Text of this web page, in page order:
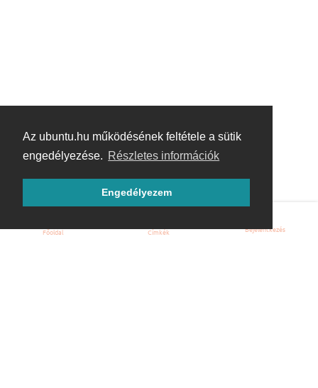
Az ubuntu.hu működésének feltétele a sütik
engedélyezése. Részletes információk
Engedélyezem
Főoldal Címkék Bejelentkezés